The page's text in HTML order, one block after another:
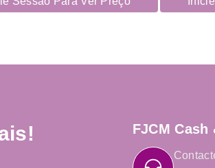
FJCM Cash